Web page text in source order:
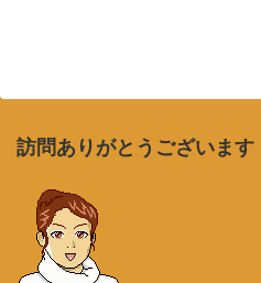
訪問ありがとうございます